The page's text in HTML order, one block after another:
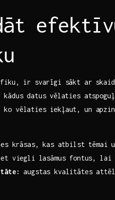
ir ‌svarīgi sākt ar
datus ⁣vēlaties
ko vēlaties ‍iekļaut, un
krāsas,‍ kas atbilst tēmai
viegli​ lasāmus fontus,‌ lai
augstas kvalitātes